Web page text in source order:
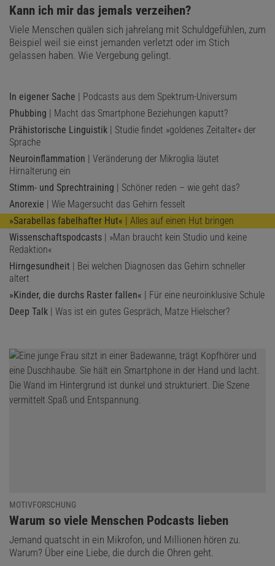
:
Kann ich mir das jemals verzeihen?
Viele Menschen quälen sich jahrelang mit Schuldgefühlen, zum
Beispiel weil sie einst jemanden verletzt oder im Stich
gelassen haben. Wie Vergebung gelingt.
In eigener Sache | Podcasts aus dem Spektrum-Universum
Phubbing | Macht das Smartphone Beziehungen kaputt?
Prähistorische Linguistik | Studie findet »goldenes Zeitalter« der
Sprache
Neuroinflammation | Veränderung der Mikroglia läutet
Hirnalterung ein
Stimm- und Sprechtraining | Schöner reden – wie geht das?
Anorexie | Wie Magersucht das Gehirn fesselt
»Sarabellas fabelhafter Hut« | Alles auf einen Hut bringen
Wissenschaftspodcasts | »Man braucht kein Studio und keine
Redaktion«
Hirngesundheit | Bei welchen Diagnosen das Gehirn schneller
altert
»Kinder, die durchs Raster fallen« | Für eine neuroinklusive Schule
Deep Talk | Was ist ein gutes Gespräch, Matze Hielscher?
MOTIVFORSCHUNG
:
Warum so viele Menschen Podcasts lieben
Jemand quatscht in ein Mikrofon, und Millionen hören zu.
Warum? Über eine Liebe, die durch die Ohren geht.